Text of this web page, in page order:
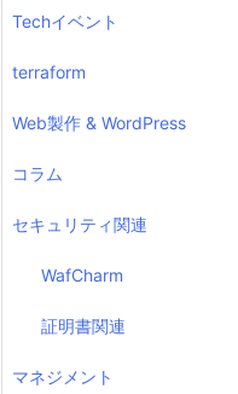
Techイベント
terraform
Web製作 & WordPress
コラム
セキュリティ関連
WafCharm
証明書関連
マネジメント